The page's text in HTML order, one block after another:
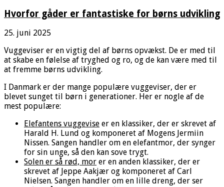
Hvorfor gåder er fantastiske for børns udvikling
25. juni 2025
Vuggeviser er en vigtig del af børns opvækst. De er med til
at skabe en følelse af tryghed og ro, og de kan være med til
at fremme børns udvikling.
I Danmark er der mange populære vuggeviser, der er
blevet sunget til børn i generationer. Her er nogle af de
mest populære:
Elefantens vuggevise er en klassiker, der er skrevet af
Harald H. Lund og komponeret af Mogens Jermiin
Nissen. Sangen handler om en elefantmor, der synger
for sin unge, så den kan sove trygt.
Solen er så rød, mor er en anden klassiker, der er
skrevet af Jeppe Aakjær og komponeret af Carl
Nielsen. Sangen handler om en lille dreng, der ser